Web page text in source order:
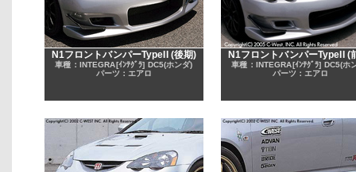
N1フロントバンパーTypeII (後期)
車種：INTEGRA[ｲﾝﾃｸﾞﾗ] DC5(ホンダ)
パーツ：エアロ
N1フロントバンパーTypeII (
車種：INTEGRA[ｲﾝﾃｸﾞﾗ] DC5(ホ
パーツ：エアロ